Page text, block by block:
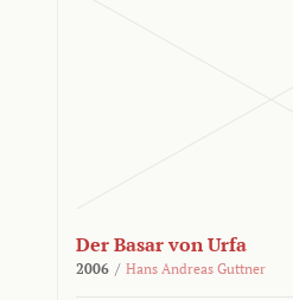
Der Basar von Urfa
2006 / Hans Andreas Guttner